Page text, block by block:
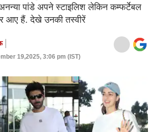
पांडे अपने स्टाइलिश लेकिन कम्फर्टेबल
आए हैं. देखे उनकी तस्वीरें
19,2025, 3:06 pm (IST)